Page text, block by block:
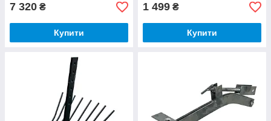
7 320 ₴
Купити
1 499 ₴
Купити